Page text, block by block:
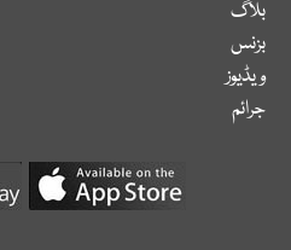
بلاگ
بزنس
ویڈیوز
جرائم